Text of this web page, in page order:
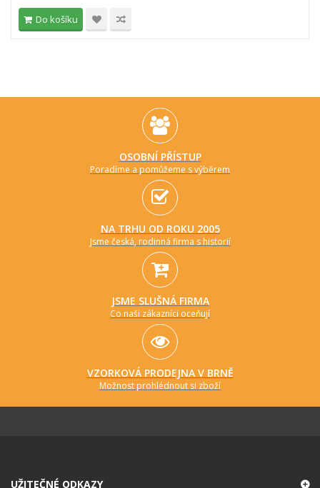
Do košíku
OSOBNÍ PŘÍSTUP
Poradíme a pomůžeme s výběrem
NA TRHU OD ROKU 2005
Jsme česká, rodinná firma s historií
JSME SLUŠNÁ FIRMA
Co naši zákazníci oceňují
VZORKOVÁ PRODEJNA V BRNĚ
Možnost prohlédnout si zboží
UŽITEČNÉ ODKAZY